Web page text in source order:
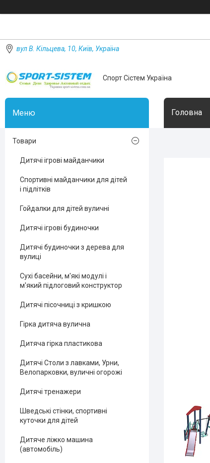
вул В. Кільцева, 10, Київ, Україна
Спорт Сістем Україна
Головна
Товари
Дитячі ігрові майданчики
Спортивні майданчики для дітей
і підлітків
Гойдалки для дітей вуличні
Дитячі ігрові будиночки
Дитячі будиночки з дерева для
вулиці
Сухі басейни, м'які модулі і
м'який підлоговий конструктор
Дитячі пісочниці з кришкою
Гірка дитяча вулична
Дитяча гірка пластикова
Дитячі Столи з лавками, Урни,
Велопарковки, вуличні огорожі
Дитячі тренажери
Шведські стінки, спортивні
куточки для дітей
Дитяче ліжко машина
(автомобіль)